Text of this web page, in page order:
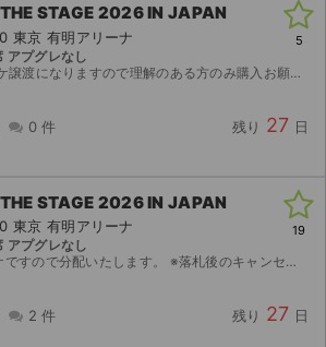
STAGE 2026 IN JAPAN
京 有明アリーナ
アプグレなし
ある方のみ購入お願い致します。 ※落札後のキャンセル、返金不可ですのでご了承ください。
0 件 残り 27 日
5
STAGE 2026 IN JAPAN
京 有明アリーナ
アプグレなし
たします。 ※落札後のキャンセル、返金不可ですのでご了承ください。
2 件 残り 27 日
19